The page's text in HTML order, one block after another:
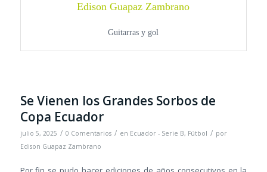
Edison Guapaz Zambrano
Guitarras y gol
Se Vienen los Grandes Sorbos de
Copa Ecuador
julio 5, 2025 / 0 Comentarios / en Ecuador - Serie B, Fútbol / por
Edison Guapaz Zambrano